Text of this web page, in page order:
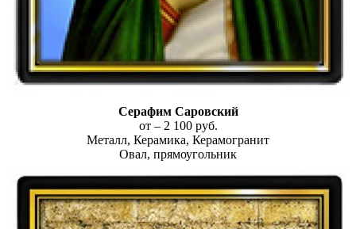
Серафим Саровский
от – 2 100 руб.
Металл, Керамика, Керамогранит
Овал, прямоугольник